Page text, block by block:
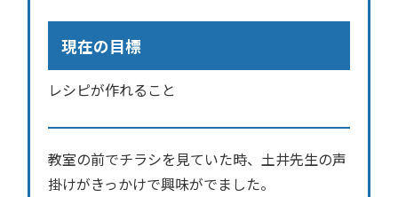
現在の目標
レシピが作れること
教室の前でチラシを見ていた時、土井先生の声
掛けがきっかけで興味がでました。